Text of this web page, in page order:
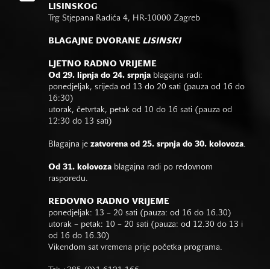
LISINSKOG
Trg Stjepana Radića 4, HR-10000 Zagreb
BLAGAJNE DVORANE LISINSKI
LJETNO RADNO VRIJEME
Od 29. lipnja do 24. srpnja blagajna radi:
ponedjeljak, srijeda od 13 do 20 sati (pauza od 16 do
16:30)
utorak, četvrtak, petak od 10 do 16 sati (pauza od
12:30 do 13 sati)
Blagajna je zatvorena od 25. srpnja do 30. kolovoza.
Od 31. kolovoza blagajna radi po redovnom
rasporedu.
REDOVNO RADNO VRIJEME
ponedjeljak: 13 – 20 sati (pauza: od 16 do 16.30)
utorak – petak: 10 – 20 sati (pauza: od 12.30 do 13 i
od 16 do 16.30)
Vikendom sat vremena prije početka programa.